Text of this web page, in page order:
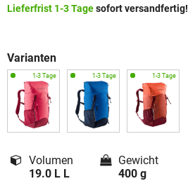
Lieferfrist 1-3 Tagesofort versandfertig!
Varianten
Volumen
19.0 L L
Gewicht
400 g